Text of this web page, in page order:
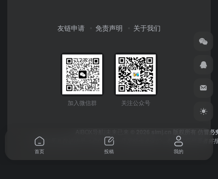
友链申请 免责声明 关于我们
加入微信群 关注公众号
© 2026 simj.cn 版权所有 仿冒必
本网站所有数据均受《著作权法》及授权作者保护，数据侵权严重者将
首页 投稿 我的